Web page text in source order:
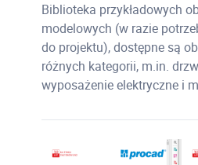
Biblioteka przykładowych
modelowych (w razie
do projektu), dostępne są
różnych kategorii, m.in.
wyposażenie elektryczne i